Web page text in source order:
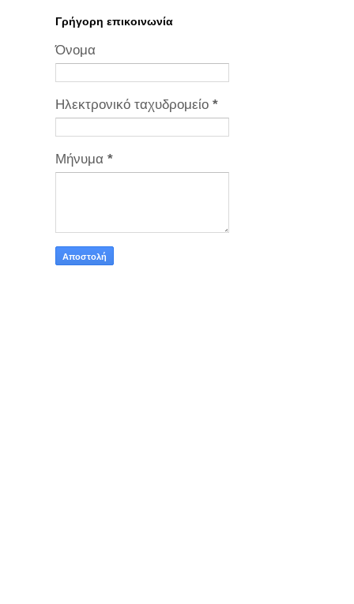
Γρήγορη επικοινωνία
Όνομα
Ηλεκτρονικό ταχυδρομείο *
Μήνυμα *